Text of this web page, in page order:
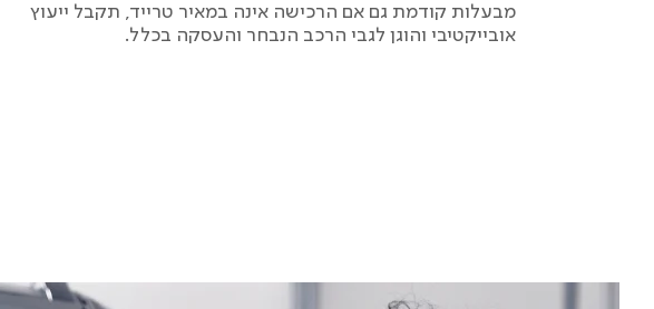
מבעלות קודמת גם אם הרכישה אינה במאיר טרייד, תקבל ייעוץ
אובייקטיבי והוגן לגבי הרכב הנבחר והעסקה בכלל.